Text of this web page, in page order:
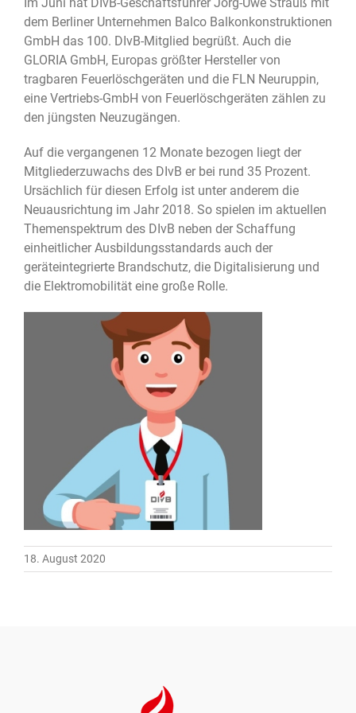
dem Berliner Unternehmen Balco Balkonkonstruktionen
GmbH das 100. DIvB-Mitglied begrüßt. Auch die
GLORIA GmbH, Europas größter Hersteller von
tragbaren Feuerlöschgeräten und die FLN Neuruppin,
eine Vertriebs-GmbH von Feuerlöschgeräten zählen zu
den jüngsten Neuzugängen.
Auf die vergangenen 12 Monate bezogen liegt der
Mitgliederzuwachs des DIvB er bei rund 35 Prozent.
Ursächlich für diesen Erfolg ist unter anderem die
Neuausrichtung im Jahr 2018. So spielen im aktuellen
Themenspektrum des DIvB neben der Schaffung
einheitlicher Ausbildungsstandards auch der
geräteintegrierte Brandschutz, die Digitalisierung und
die Elektromobilität eine große Rolle.
18. August 2020